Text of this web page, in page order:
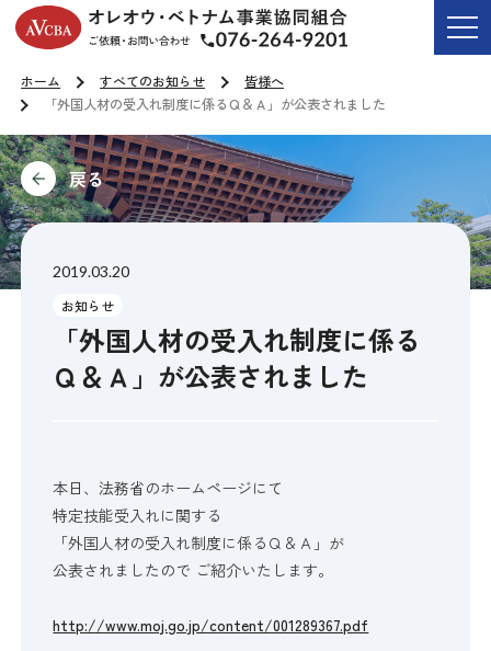
オレオウ・ベトナ
ご依頼・お問い
ホーム すべてのお知らせ 皆様へ
「外国人材の受入れ制度に係るＱ＆Ａ」が公表されました
2019.03.20
お知らせ
「外国人材の受入れ制度に係る
Ｑ＆Ａ」が公表されました
本日、法務省のホームページにて
特定技能受入れに関する
「外国人材の受入れ制度に係るＱ＆Ａ」が
公表されましたので ご紹介いたします。
http://www.moj.go.jp/content/001289367.pdf